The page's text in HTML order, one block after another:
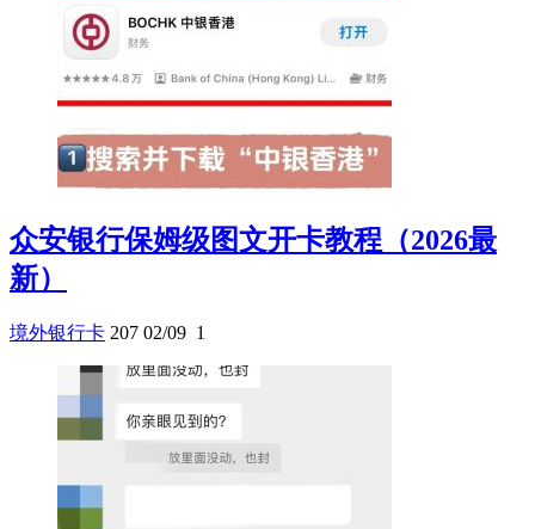
众安银行保姆级图文开卡教程（2026最
新）
境外银行卡 207 02/09 1